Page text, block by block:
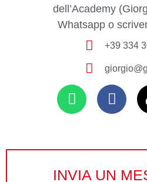
dell’Academy
Whatsapp o
+39 334
INVIA UN